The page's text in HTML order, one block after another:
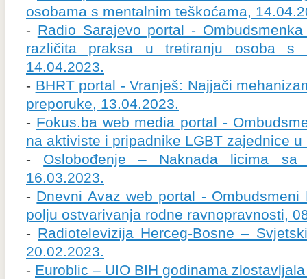
osobama s mentalnim teškoćama,
- Radio Sarajevo portal -
različita praksa u tretiranju osoba s
14.04.2023.
- BHRT portal - Vranješ: Najjači
preporuke, 13.04.2023.
- Fokus.ba web media portal -
na aktiviste i pripadnike LGBT zajednice
- Oslobođenje – Naknada licima sa
16.03.2023.
- Dnevni Avaz web portal -
polju ostvarivanja rodne ravnopravnosti,
- Radiotelevizija Herceg-Bosne –
20.02.2023.
- Euroblic – UIO BIH godinama